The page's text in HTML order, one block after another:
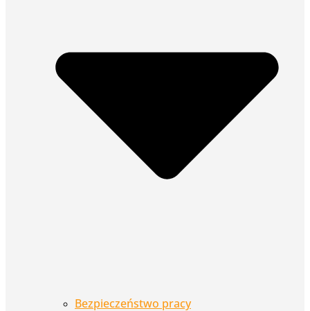
Bezpieczeństwo pracy